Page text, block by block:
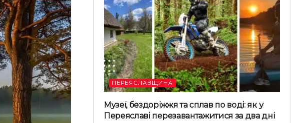
ПЕРЕЯСЛАВЩИНА
Музеї, бездоріжжя та сплав по воді: як у
Переяславі перезавантажитися за два дні